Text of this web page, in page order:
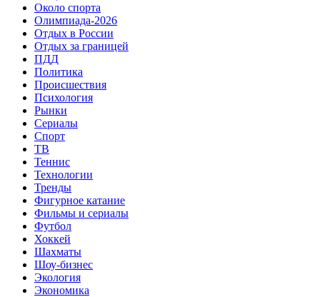
Около спорта
Олимпиада-2026
Отдых в России
Отдых за границей
ПДД
Политика
Происшествия
Психология
Рынки
Сериалы
Спорт
ТВ
Теннис
Технологии
Тренды
Фигурное катание
Фильмы и сериалы
Футбол
Хоккей
Шахматы
Шоу-бизнес
Экология
Экономика